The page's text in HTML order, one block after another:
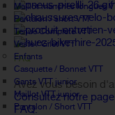
Maillot manches longues
Pantalon / short VTT
Tenue Complète VTT
Veste / Gilet VTT
Enfants
Casquette / Bonnet VTT
Gants VTT junior
Maillot VTT junior
Pantalon / Short VTT
FAQ
Avez vous besoin
Consultez notre
FAQ.